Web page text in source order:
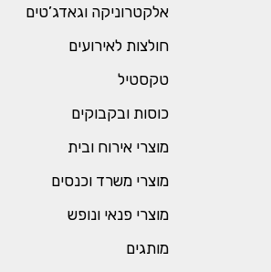
אלקטרוניקה וגאדג’טים
חולצות לאירועים
טקסטיל
כוסות ובקבוקים
מוצרי אירוח ובית
מוצרי משרד וכנסים
מוצרי פנאי ונופש
מותגים